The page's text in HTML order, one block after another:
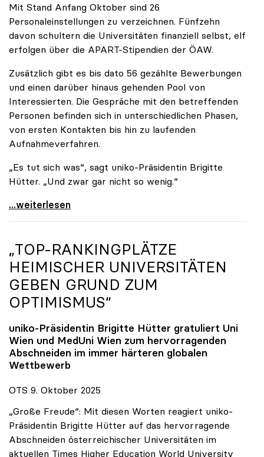
Mit Stand Anfang Oktober sind 26
Personaleinstellungen zu verzeichnen. Fünfzehn
davon schultern die Universitäten finanziell selbst, elf
erfolgen über die APART-Stipendien der ÖAW.
Zusätzlich gibt es bis dato 56 gezählte Bewerbungen
und einen darüber hinaus gehenden Pool von
Interessierten. Die Gespräche mit den betreffenden
Personen befinden sich in unterschiedlichen Phasen,
von ersten Kontakten bis hin zu laufenden
Aufnahmeverfahren.
„Es tut sich was“, sagt uniko-Präsidentin Brigitte
Hütter. „Und zwar gar nicht so wenig.“
Reges Interesse von US-Forscher:innen an
...weiterlesen
„TOP-RANKINGPLÄTZE
HEIMISCHER UNIVERSITÄTEN
GEBEN GRUND ZUM
OPTIMISMUS“
uniko-Präsidentin Brigitte Hütter gratuliert Uni
Wien und MedUni Wien zum hervorragenden
Abschneiden im immer härteren globalen
Wettbewerb
OTS 9. Oktober 2025
„Große Freude“: Mit diesen Worten reagiert uniko-
Präsidentin Brigitte Hütter auf das hervorragende
Abschneiden österreichischer Universitäten im
aktuellen Times Higher Education World University